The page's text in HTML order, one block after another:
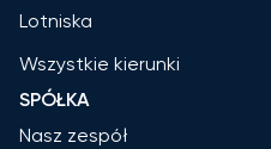
Lotniska
Wszystkie kierunki
SPÓŁKA
Nasz zespół